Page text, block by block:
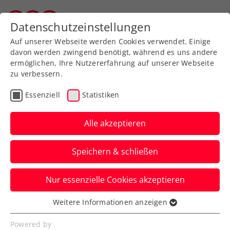
Zurück zur Newsübersicht
ATP
French Open: Erler feiert
beim Grand-Slam-
Jubiläum Auftaktsieg
Jetzt könnte es in Paris in der zweiten
Doppelrunde zum Duell mit Ex-Partner
Lucas Miedler kommen.
Verfasst von: Manuel Wachta, 27.05.2025
Datenschutzeinstellungen
Auf unserer Webseite werden Cookies verwendet. Einige
davon werden zwingend benötigt, während es uns andere
ermöglichen, Ihre Nutzererfahrung auf unserer Webseite
zu verbessern.
Essenziell Statistiken
Alle akzeptieren
Speichern & schließen
Nur essenzielle Cookies akzeptieren
Essenziell
Essenzielle Cookies werden für grundlegende
Weitere Informationen anzeigen
Powered by